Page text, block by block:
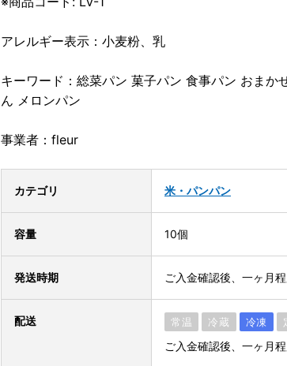
アレルギー表示：小麦粉、乳
キーワード：総菜パン 菓子パン 食事パン おま
ん メロンパン
事業者：fleur
カテゴリ 米・パンパン
容量 10個
発送時期 ご入金確認後、一ヶ月
配送 常温 冷蔵 冷凍
ご入金確認後、一ヶ月